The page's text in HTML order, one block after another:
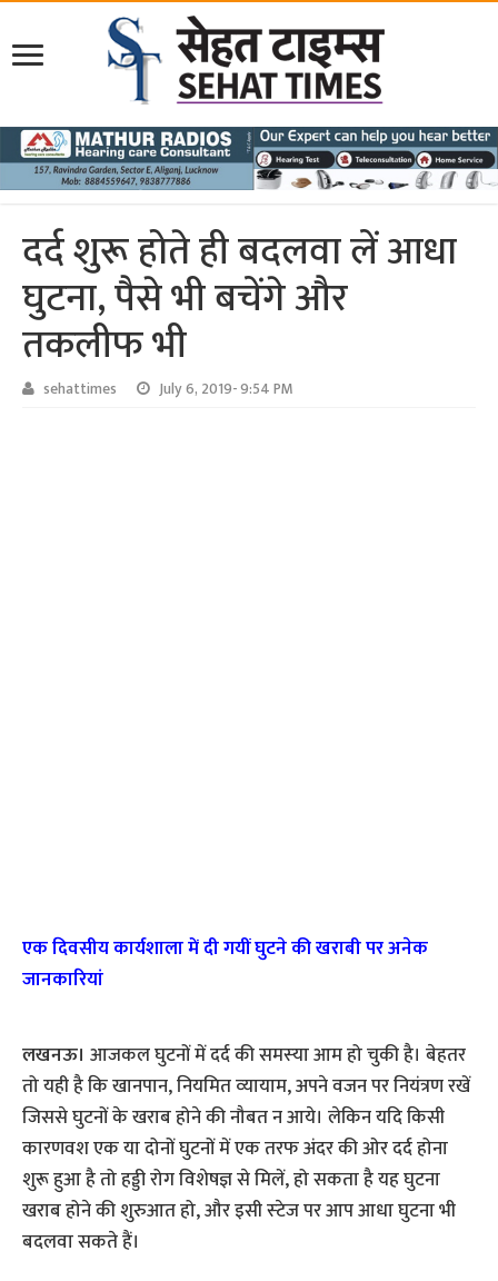
दर्द शुरू होते ही बदलवा लें आधा
घुटना, पैसे भी बचेंगे और
तकलीफ भी
sehattimes July 6, 2019- 9:54 PM
एक दिवसीय कार्यशाला में दी गयीं घुटने की खराबी पर अनेक
जानकारियां
लखनऊ। आजकल घुटनों में दर्द की समस्‍या आम हो चुकी है। बेहतर
तो यही है कि खानपान, नियमित व्‍यायाम, अपने वजन पर नियंत्रण रखें
जिससे घुटनों के खराब होने की नौबत न आये। लेकिन यदि किसी
कारणवश एक या दोनों घुटनों में एक तरफ अंदर की ओर दर्द होना
शुरू हुआ है तो हड्डी रोग विशेषज्ञ से मिलें, हो सकता है यह घुटना
खराब होने की शुरुआत हो, और इसी स्‍टेज पर आप आधा घुटना भी
बदलवा सकते हैं।